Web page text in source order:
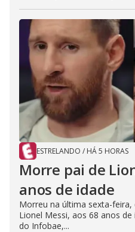
ESTRELANDO / HÁ 5 HORAS
Morre pai de
anos de idade
Morreu na última sexta-feira,
Lionel Messi, aos 68 anos
do Infobae,...